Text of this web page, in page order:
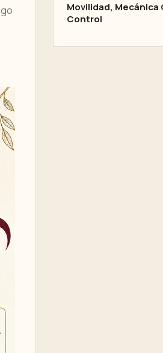
Movilidad, Mecánica
Control